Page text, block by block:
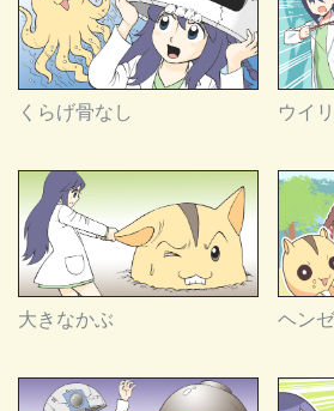
くらげ骨なし ウイ
大きなかぶ ヘン